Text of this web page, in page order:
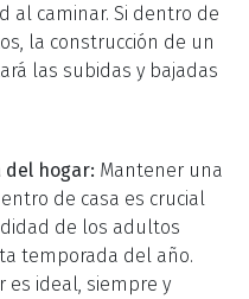
al caminar. Si dentro de
la construcción de un
las subidas y bajadas
hogar: Mantener una
de casa es crucial
de los adultos
temporada del año.
es ideal, siempre y